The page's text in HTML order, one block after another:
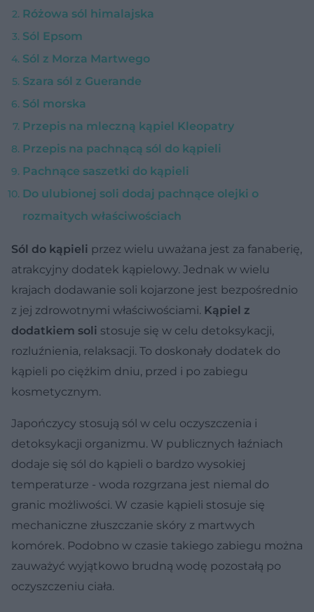
Różowa sól himalajska
Sól Epsom
Sól z Morza Martwego
Szara sól z Guerande
Sól morska
Przepis na mleczną kąpiel Kleopatry
Przepis na pachnącą sól do kąpieli
Pachnące saszetki do kąpieli
Do ulubionej soli dodaj pachnące olejki o
rozmaitych właściwościach
Sól do kąpieli przez wielu uważana jest za fanaberię,
atrakcyjny dodatek kąpielowy. Jednak w wielu
krajach dodawanie soli kojarzone jest bezpośrednio
z jej zdrowotnymi właściwościami. Kąpiel z
dodatkiem soli stosuje się w celu detoksykacji,
rozluźnienia, relaksacji. To doskonały dodatek do
kąpieli po ciężkim dniu, przed i po zabiegu
kosmetycznym.
Japończycy stosują sól w celu oczyszczenia i
detoksykacji organizmu. W publicznych łaźniach
dodaje się sól do kąpieli o bardzo wysokiej
temperaturze - woda rozgrzana jest niemal do
granic możliwości. W czasie kąpieli stosuje się
mechaniczne złuszczanie skóry z martwych
komórek. Podobno w czasie takiego zabiegu można
zauważyć wyjątkowo brudną wodę pozostałą po
oczyszczeniu ciała.